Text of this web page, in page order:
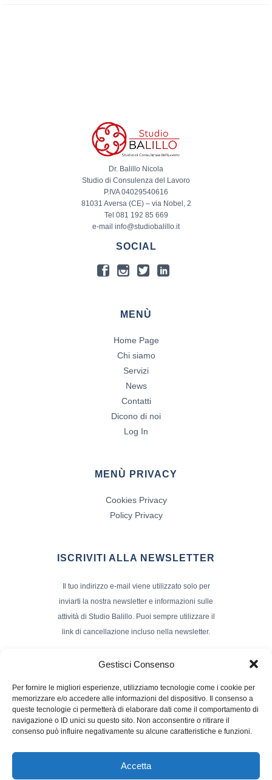
Gestisci Consenso
Per fornire le migliori esperienze, utilizziamo tecnologie come i cookie per
memorizzare e/o accedere alle informazioni del dispositivo. Il consenso a
queste tecnologie ci permetterà di elaborare dati come il comportamento di
navigazione o ID unici su questo sito. Non acconsentire o ritirare il
consenso può influire negativamente su alcune caratteristiche e funzioni.
Accetta
Dr. Balillo Nicola
Studio di Consulenza del Lavoro
P.IVA 04029540616
81031 Aversa (CE) – via Nobel, 2
Tel 081 192 85 669
e-mail info@studiobalillo.it
SOCIAL
MENÙ
Home Page
Chi siamo
Servizi
News
Contatti
Dicono di noi
Log In
MENÙ PRIVACY
Cookies Privacy
Policy Privacy
ISCRIVITI ALLA NEWSLETTER
Il tuo indirizzo e-mail viene utilizzato solo per
inviarti la nostra newsletter e informazioni sulle
attività di Studio Balillo. Puoi sempre utilizzare il
link di cancellazione incluso nella newsletter.
Nome e Cognome